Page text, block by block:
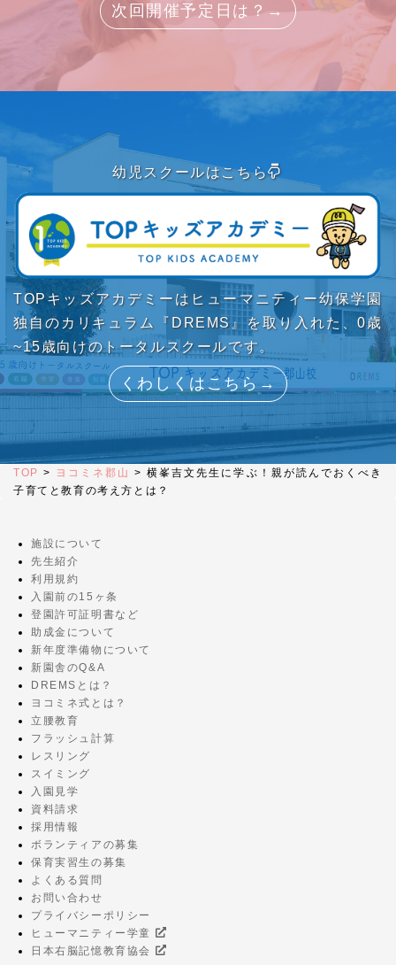
次回開催予定日は？→
幼児スクールはこちら
TOPキッズアカデミーはヒューマニティー幼保学園
独自のカリキュラム『DREMS』を取り入れた、0歳
~15歳向けのトータルスクールです。
くわしくはこちら→
TOP > ヨコミネ郡山 > 横峯吉文先生に学ぶ！親が読んでおくべき
子育てと教育の考え方とは？
施設について
先生紹介
利用規約
入園前の15ヶ条
登園許可証明書など
助成金について
新年度準備物について
新園舎のQ&A
DREMSとは？
ヨコミネ式とは？
立腰教育
フラッシュ計算
レスリング
スイミング
入園見学
資料請求
採用情報
ボランティアの募集
保育実習生の募集
よくある質問
お問い合わせ
プライバシーポリシー
ヒューマニティー学童
日本右脳記憶教育協会